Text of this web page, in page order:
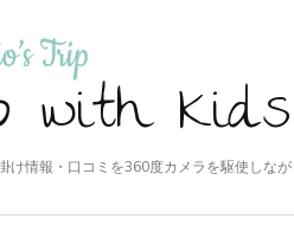
with Kids
情報・口コミを360度カメラを駆使しな